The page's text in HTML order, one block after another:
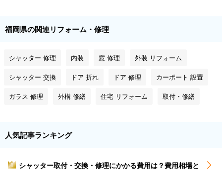
福岡県の関連リフォーム・修理
シャッター 修理 内装 窓 修理 外装 リフォーム
シャッター 交換 ドア 折れ ドア 修理 カーポート 設置
ガラス 修理 外構 修繕 住宅 リフォーム 取付・修繕
人気記事ランキング
1
シャッター取付・交換・修理にかかる費用は？費用相場と